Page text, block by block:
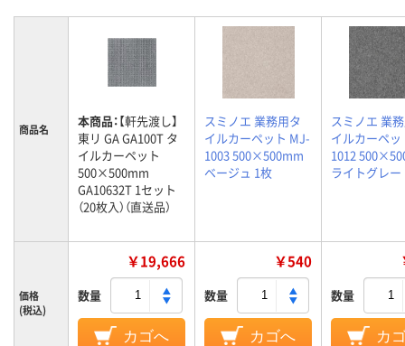
商品名 本商品：【軒先渡し】
東リ GA GA100T タ
イルカーペット
500×500mm
GA10632T 1セット
（20枚入）（直送品）
スミノエ 業務用タ
イルカーペット MJ-
1003 500×500mm
ベージュ 1枚
スミノエ 業
イルカーペ
1012
ライトグレー
価格
(税込)
￥19,666
数量
カゴへ
￥540
数量
カゴへ
数量
カ